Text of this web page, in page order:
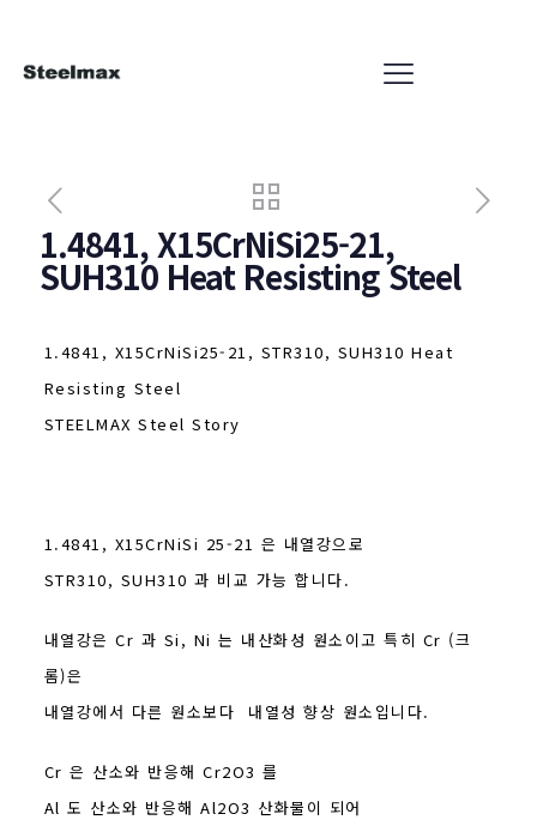
1.4841, X15CrNiSi25-21,
SUH310 Heat Resisting Steel
1.4841, X15CrNiSi25-21, STR310, SUH310 Heat
Resisting Steel
STEELMAX Steel Story
1.4841, X15CrNiSi 25-21 은 내열강으로
STR310, SUH310 과 비교 가능 합니다.
내열강은 Cr 과 Si, Ni 는 내산화성 원소이고 특히 Cr (크
롬)은
내열강에서 다른 원소보다 내열성 향상 원소입니다.
Cr 은 산소와 반응해 Cr2O3 를
Al 도 산소와 반응해 Al2O3 산화물이 되어